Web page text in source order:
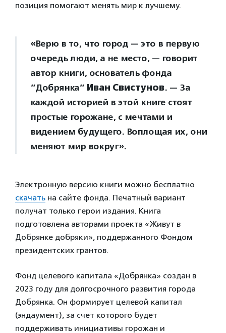
позиция помогают менять мир к лучшему.
«Верю в то, что город — это в первую
очередь люди, а не место, — говорит
автор книги, основатель фонда
”Добрянка” Иван Свистунов. — За
каждой историей в этой книге стоят
простые горожане, с мечтами и
видением будущего. Воплощая их, они
меняют мир вокруг».
Электронную версию книги можно бесплатно
скачать на сайте фонда. Печатный вариант
получат только герои издания. Книга
подготовлена авторами проекта «Живут в
Добрянке добряки», поддержанного Фондом
президентских грантов.
Фонд целевого капитала «Добрянка» создан в
2023 году для долгосрочного развития города
Добрянка. Он формирует целевой капитал
(эндаумент), за счет которого будет
поддерживать инициативы горожан и